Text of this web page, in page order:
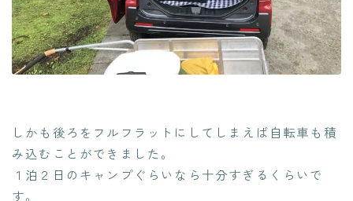
しかも後ろをフルフラットにしてしまえば自転車も積
み込むことができました。
１泊２日のキャンプぐらいなら十分すぎるくらいで
す。